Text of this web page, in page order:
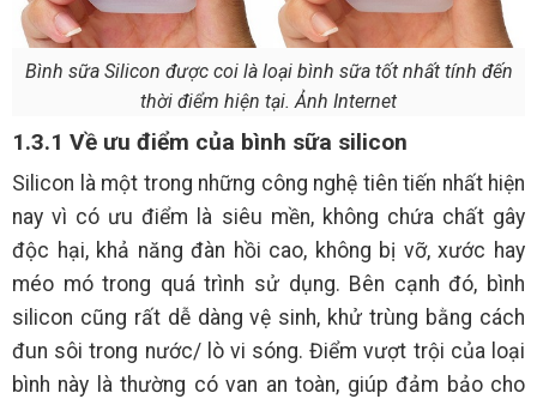
Bình sữa Silicon được coi là loại bình sữa tốt nhất tính đến
thời điểm hiện tại. Ảnh Internet
1.3.1 Về ưu điểm của bình sữa silicon
Silicon là một trong những công nghệ tiên tiến nhất hiện
nay vì có ưu điểm là siêu mền, không chứa chất gây
độc hại, khả năng đàn hồi cao, không bị vỡ, xước hay
méo mó trong quá trình sử dụng. Bên cạnh đó, bình
silicon cũng rất dễ dàng vệ sinh, khử trùng bằng cách
đun sôi trong nước/ lò vi sóng. Điểm vượt trội của loại
bình này là thường có van an toàn, giúp đảm bảo cho